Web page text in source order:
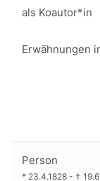
als Koautor*in
Erwähnungen
Person
* 23.4.1828 - †